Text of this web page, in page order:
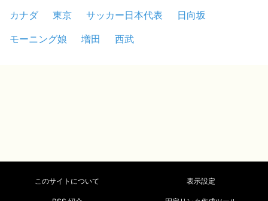
カナダ
東京 サッカー日本代表
日向坂
モーニング娘
増田 西武
このサイトについて 表示設定